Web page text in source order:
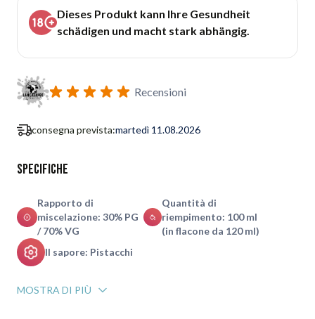
Dieses Produkt kann Ihre Gesundheit
schädigen und macht stark abhängig.
Recensioni
consegna prevista:martedì 11.08.2026
Specifiche
Rapporto di
miscelazione: 30% PG
/ 70% VG
Quantità di
riempimento: 100 ml
(in flacone da 120 ml)
Il sapore: Pistacchi
MOSTRA DI PIÙ